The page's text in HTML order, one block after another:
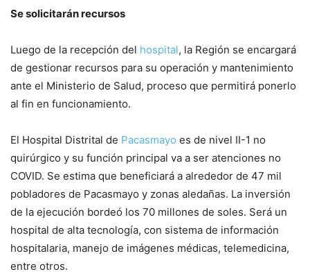
Se solicitarán recursos
Luego de la recepción del hospital, la Región se encargará
de gestionar recursos para su operación y mantenimiento
ante el Ministerio de Salud, proceso que permitirá ponerlo
al fin en funcionamiento.
El Hospital Distrital de Pacasmayo es de nivel II-1 no
quirúrgico y su función principal va a ser atenciones no
COVID. Se estima que beneficiará a alrededor de 47 mil
pobladores de Pacasmayo y zonas aledañas. La inversión
de la ejecución bordeó los 70 millones de soles. Será un
hospital de alta tecnología, con sistema de información
hospitalaria, manejo de imágenes médicas, telemedicina,
entre otros.